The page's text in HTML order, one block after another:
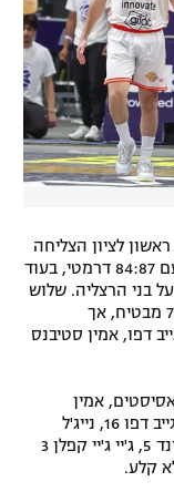
לציון הצליחה
להתאושש והשיגה אוויר לנשימה בתחתית עם 84:87 דרמטי, בעוד
בני הרצליה. שלוש
דקות לסיום העלה אותה קודי דמפס ל-75:82 מבטיח, אך
בניצוחם של גייב דפו, אמין סטיבנס
גרנט 23 ו-7 אסיסטים, אמין
סטיבנס 19 (8 מ-10 מהשדה) ו-7 ריבאונדים, גייב דפו 16, נייג'ל
פירסון 8, די ג'יי ברנס 7, גולן גוט 6, ג'וש פרוינד 5, ג'יי ג'יי קפלן 3